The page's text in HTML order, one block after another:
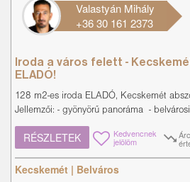
Valastyán Mihály
+36 30 161 2373
Iroda a város felett -
ELADÓ!
128 m2-es iroda ELADÓ, Kecskemét
Jellemzői: - gyönyörű panoráma - belvárosi
RÉSZLETEK Kedvencnek
jelölöm
Kecskemét | Belváros